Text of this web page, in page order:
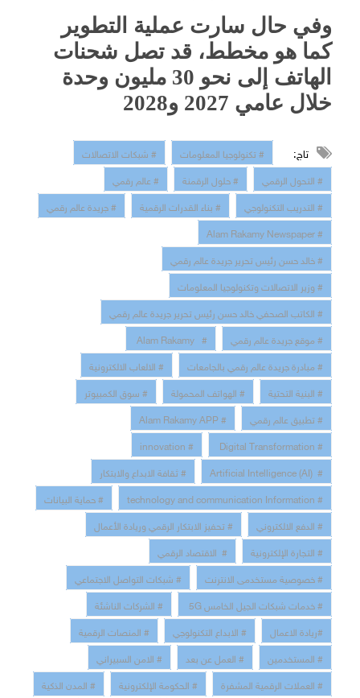
وفي حال سارت عملية التطوير
كما هو مخطط، قد تصل شحنات
الهاتف إلى نحو 30 مليون وحدة
خلال عامي 2027 و2028
تاج: # تكنولوجيا المعلومات
# شبكات الاتصالات
# التحول الرقمي
# حلول الرقمنة
# عالم رقمي
# التدريب التكنولوجي
# بناء القدرات الرقمية
# جريدة عالم رقمي
# Alam Rakamy Newspaper
# خالد حسن رئيس تحرير جريدة عالم رقمي
# وزير الاتصالات وتكنولوجيا المعلومات
# الكاتب الصحفي خالد حسن رئيس تحرير جريدة عالم رقمي
# موقع جريدة عالم رقمي
# Alam Rakamy
# مبادرة جريدة عالم رقمي بالجامعات
# الالعاب الالكترونية
# البنية التحتية
# الهواتف المحمولة
# سوق الكمبيوتر
# تطبيق عالم رقمي
# Alam Rakamy APP
# Digital Transformation
# innovation
# Artificial Intelligence (AI)
# ثقافة الابداع والابتكار
# technology and communication Information
# حماية البيانات
# الدفع الالكتروني
# تحفيز الابتكار الرقمي وريادة الأعمال
# التجارة الإلكترونية
# الاقتصاد الرقمي
# خصوصية مستخدمى الانترنت
# شبكات التواصل الاجتماعي
# خدمات شبكات الجيل الخامس 5G
# الشركات الناشئة
#ريادة الاعمال
# الابداع التكنولوجي
# المنصات الرقمية
# المستخدمين
# العمل عن بعد
# الامن السبيراني
# العملات الرقمية المشفرة
# الحكومة الإلكترونية
# المدن الذكية